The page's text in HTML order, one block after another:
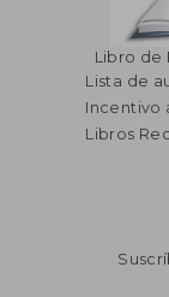
Libro de
Lista de
Incentivo
Libros